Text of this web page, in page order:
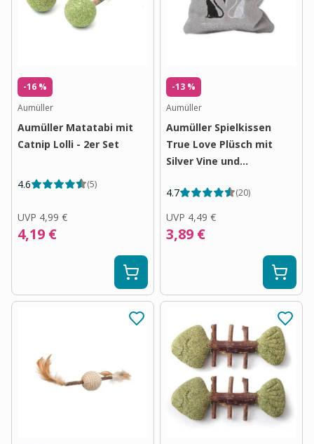
-16 %
Aumüller
Aumüller Matatabi mit
Catnip Lolli - 2er Set
4.6 (5)
UVP 4,99 €
4,19 €
-13 %
Aumüller
Aumüller Spielkissen
True Love Plüsch mit
Silver Vine und
4.7
(20)
UVP 4,49 €
3,89 €